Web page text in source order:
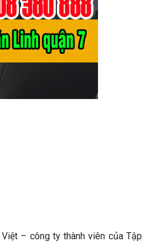
– công ty thành viên của Tập